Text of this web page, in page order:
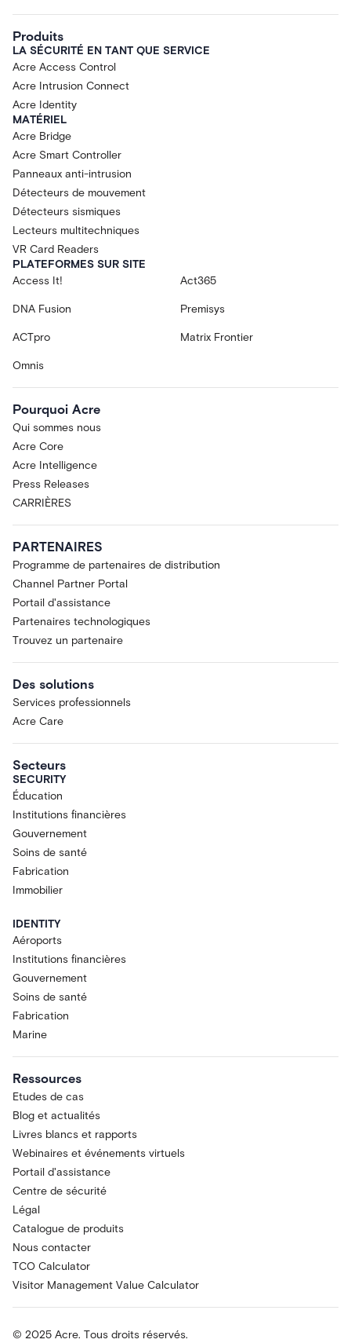
Produits
LA SÉCURITÉ EN TANT QUE SERVICE
Acre Access Control
Acre Intrusion Connect
Acre Identity
MATÉRIEL
Acre Bridge
Acre Smart Controller
Panneaux anti-intrusion
Détecteurs de mouvement
Détecteurs sismiques
Lecteurs multitechniques
VR Card Readers
PLATEFORMES SUR SITE
Access It!
Act365
DNA Fusion Premisys
ACTpro Matrix Frontier
Omnis
Pourquoi Acre
Qui sommes nous
Acre Core
Acre Intelligence
Press Releases
CARRIÈRES
PARTENAIRES
Programme de partenaires de distribution
Channel Partner Portal
Portail d'assistance
Partenaires technologiques
Trouvez un partenaire
Des solutions
Services professionnels
Acre Care
Secteurs
SECURITY
Éducation
Institutions financières
Gouvernement
Soins de santé
Fabrication
Immobilier
IDENTITY
Aéroports
Institutions financières
Gouvernement
Soins de santé
Fabrication
Marine
Ressources
Etudes de cas
Blog et actualités
Livres blancs et rapports
Webinaires et événements virtuels
Portail d'assistance
Centre de sécurité
Légal
Catalogue de produits
Nous contacter
TCO Calculator
Visitor Management Value Calculator
© 2025 Acre. Tous droits réservés.